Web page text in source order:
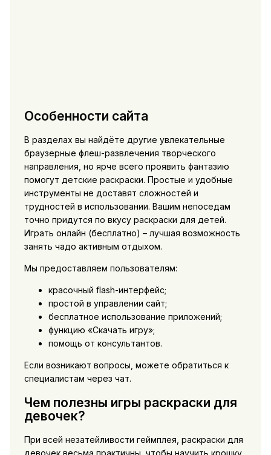
Особенности сайта
В разделах вы найдёте другие увлекательные
браузерные флеш-развлечения творческого
направления, но ярче всего проявить фантазию
помогут детские раскраски. Простые и удобные
инструменты не доставят сложностей и
трудностей в использовании. Вашим непоседам
точно придутся по вкусу раскраски для детей.
Играть онлайн (бесплатно) – лучшая возможность
занять чадо активным отдыхом.
Мы предоставляем пользователям:
красочный flash-интерфейс;
простой в управлении сайт;
бесплатное использование приложений;
функцию «Скачать игру»;
помощь от консультантов.
Если возникают вопросы, можете обратиться к
специалистам через чат.
Чем полезны игры раскраски для
девочек?
При всей незатейливости геймплея, раскраски для
девочек весьма практичны, чтобы научить крошку